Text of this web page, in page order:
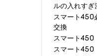
ルの入れすぎ
スマート450
交換
スマート
スマート